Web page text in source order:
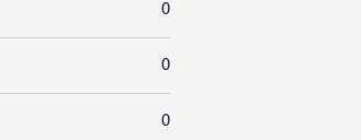
0
0
0